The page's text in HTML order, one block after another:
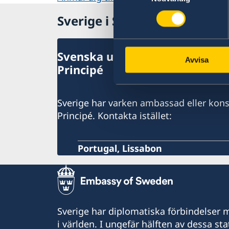
Avvisa
Sverige i São Tomé & Principé
Svenska utlandsmyndigheter i
Principé
Sverige har varken ambassad eller
Principé. Kontakta istället:
Portugal, Lissabon
Sverige har diplomatiska förbindelser
i världen. I ungefär hälften av dessa